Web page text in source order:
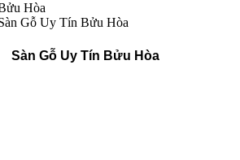
Hòa
Gỗ Uy Tín Bửu Hòa
Sàn Gỗ Uy Tín Bửu Hòa